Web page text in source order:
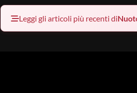
Leggi gli articoli più recenti di